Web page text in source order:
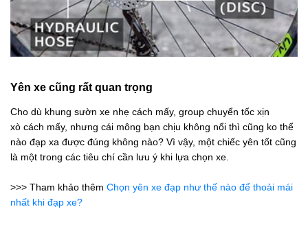
Yên xe cũng rất quan trọng
Cho dù khung sườn xe nhẹ cách mấy, group chuyển tốc xịn
xò cách mấy, nhưng cái mông bạn chịu không nổi thì cũng ko thể
nào đạp xa được đúng không nào? Vì vậy, một chiếc yên tốt cũng
là một trong các tiêu chí cần lưu ý khi lựa chọn xe.
>>> Tham khảo thêm Chọn yên xe đạp như thế nào để thoải mái
nhất khi đạp xe?